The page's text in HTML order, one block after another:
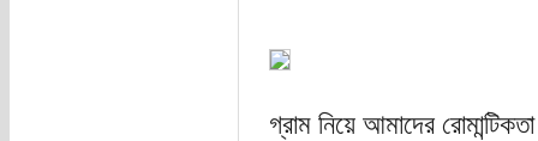
গ্রাম নিয়ে আমাদের